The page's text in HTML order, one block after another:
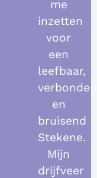
me
inzetten
voor
een
leefbaar,
verbonden
en
bruisend
Stekene.
Mijn
drijfveer